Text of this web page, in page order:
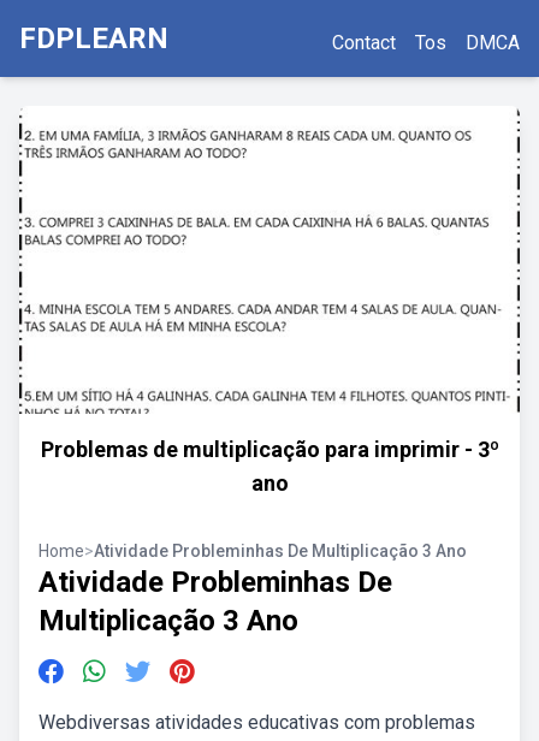
FDPLEARN Contact Tos DMCA
Problemas de multiplicação para imprimir - 3º
ano
Home>Atividade Probleminhas De Multiplicação 3 Ano
Atividade Probleminhas De
Multiplicação 3 Ano
Webdiversas atividades educativas com problemas